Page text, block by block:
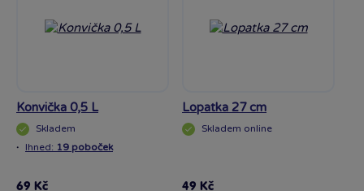
Konvička 0,5 L
Skladem
· Ihned: 19 poboček
69 Kč
Lopatka 27 cm
Skladem online
49 Kč